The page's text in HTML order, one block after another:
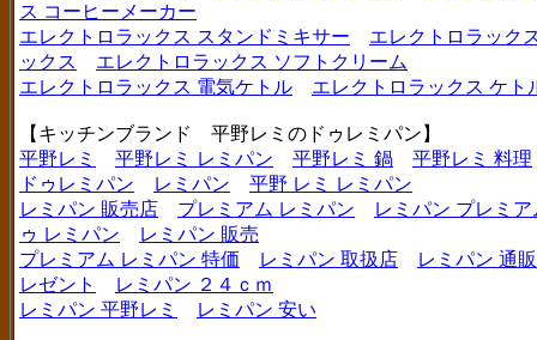
ス コーヒーメーカー
エレクトロラックス スタンドミキサー
エレクトロラック
ックス
エレクトロラックス ソフトクリーム
エレクトロラックス 電気ケトル
エレクトロラックス ケト
【キッチンブランド 平野レミのドゥレミパン】
平野レミ
平野レミ レミパン 平野レミ 鍋
平野レミ 料理
ドゥレミパン
レミパン
平野 レミ レミパン
レミパン 販売店
プレミアム レミパン
レミパン プレミア
ゥ レミパン
レミパン 販売
プレミアム レミパン 特価
レミパン 取扱店
レミパン 通販
レゼント
レミパン ２４ｃｍ
レミパン 平野レミ
レミパン 安い